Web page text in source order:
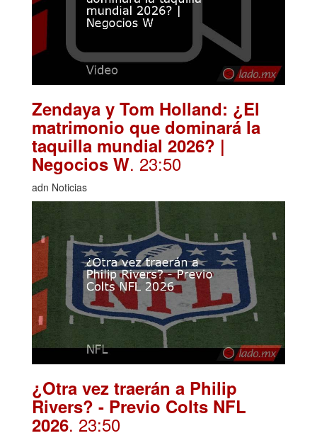
Zendaya y Tom Holland: ¿El
matrimonio que dominará la
taquilla mundial 2026? |
Negocios W. 23:50
adn Noticias
¿Otra vez traerán a Philip
Rivers? - Previo Colts NFL
2026. 23:50